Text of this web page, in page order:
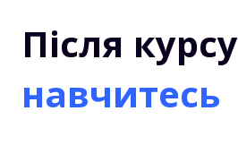
Після
навчитесь